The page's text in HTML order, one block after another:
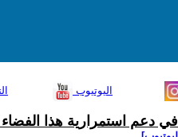
اليوتيوب
دعم استمرارية هذا الفضاء